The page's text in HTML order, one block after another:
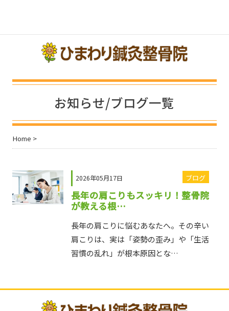
お知らせ/ブログ一覧
Home >
2026年05月17日 ブログ
長年の肩こりもスッキリ！整骨院
が教える根…
長年の肩こりに悩むあなたへ。その辛い
肩こりは、実は「姿勢の歪み」や「生活
習慣の乱れ」が根本原因とな…